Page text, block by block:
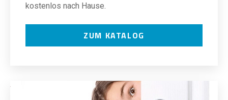
kostenlos nach Hause.
ZUM KATALOG